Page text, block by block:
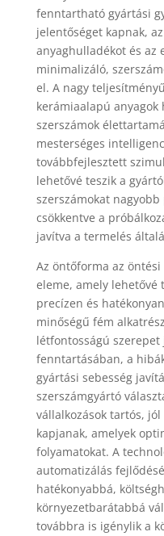
fenntartható gyártási
jelentőséget kapnak,
anyaghulladékot és az
minimalizáló,
el. A nagy
kerámiaalapú anyagok
szerszámok
mesterséges
továbbfejlesztett
lehetővé teszik a
szerszámokat
csökkentve a
javítva a termelés
Az öntőforma az
eleme, amely lehetővé
precízen és
minőségű fém
létfontosságú szerepet
fenntartásában, a
gyártási sebesség
szerszámgyártó
vállalkozások tartós,
kapjanak, amelyek
folyamatokat. A
automatizálás
hatékonyabbá,
környezetbarátabbá
továbbra is igénylik a